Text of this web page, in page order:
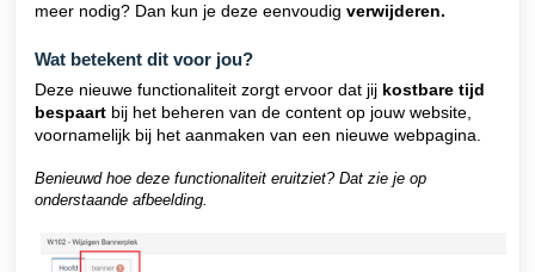
meer nodig? Dan kun je deze eenvoudig verwijderen.
Wat betekent dit voor jou?
Deze nieuwe functionaliteit zorgt ervoor dat jij kostbare tijd
bespaart bij het beheren van de content op jouw website,
voornamelijk bij het aanmaken van een nieuwe webpagina.
Benieuwd hoe deze functionaliteit eruitziet? Dat zie je op
onderstaande afbeelding.